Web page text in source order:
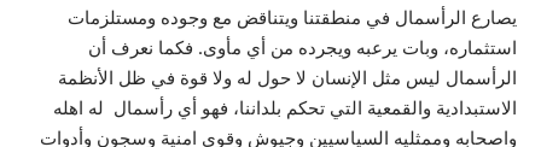
يصارع الرأسمال في منطقتنا ويتناقض مع وجوده ومستلزمات
استثماره، وبات يرعبه ويجرده من أي مأوى. فكما نعرف أن
الرأسمال ليس مثل الإنسان لا حول له ولا قوة في ظل الأنظمة
الاستبدادية والقمعية التي تحكم بلداننا، فهو أي رأسمال له اهله
واصحابه وممثليه السياسيين وجيوش وقوى امنية وسجون وأدوات